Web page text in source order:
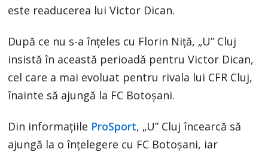
este readucerea lui Victor Dican.
După ce nu s-a înțeles cu Florin Niță, „U” Cluj
insistă în această perioadă pentru Victor Dican,
cel care a mai evoluat pentru rivala lui CFR Cluj,
înainte să ajungă la FC Botoșani.
Din informațiile ProSport, „U” Cluj încearcă să
ajungă la o înțelegere cu FC Botoșani, iar